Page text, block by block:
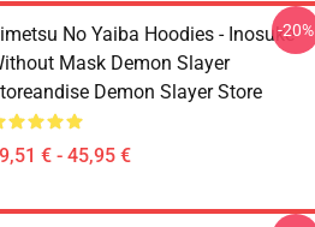
No Yaiba Hoodies - Inosuke
Mask Demon Slayer
Demon Slayer Store
€ - 45,95 €
-20%